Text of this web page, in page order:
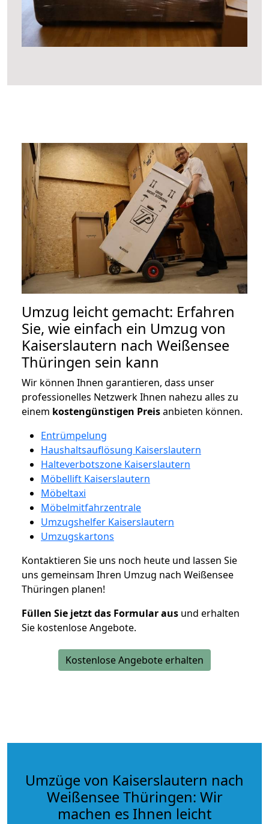
Umzug leicht gemacht: Erfahren
Sie, wie einfach ein Umzug von
Kaiserslautern nach Weißensee
Thüringen sein kann
Wir können Ihnen garantieren, dass unser
professionelles Netzwerk Ihnen nahezu alles zu
einem kostengünstigen Preisanbieten können.
Entrümpelung
Haushaltsauflösung Kaiserslautern
Halteverbotszone Kaiserslautern
Möbellift Kaiserslautern
Möbeltaxi
Möbelmitfahrzentrale
Umzugshelfer Kaiserslautern
Umzugskartons
Kontaktieren Sie uns noch heute und lassen Sie
uns gemeinsam Ihren Umzug nach Weißensee
Thüringen planen!
Füllen Sie jetzt das Formular aus und erhalten
Sie kostenlose Angebote.
Kostenlose Angebote erhalten
Umzüge von Kaiserslautern nach
Weißensee Thüringen: Wir
machen es Ihnen leicht